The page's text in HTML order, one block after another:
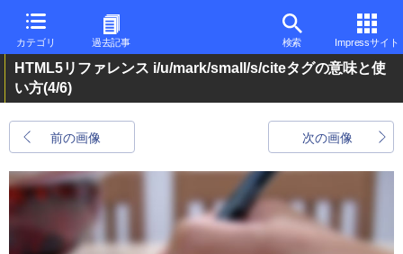
カテゴリ 過去記事 検索 Impressサイト
HTML5リファレンス i/u/mark/small/s/citeタグの意味と使
い方(4/6)
前の画像 次の画像